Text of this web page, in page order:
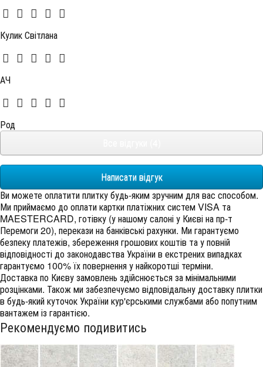
Кулик Світлана
АЧ
Род
Написати відгук
Ви можете оплатити плитку будь-яким зручним для вас способом.
Ми приймаємо до оплати картки платіжних систем VISA та
MAESTERCARD, готівку (у нашому салоні у Києві на пр-т
Перемоги 20), перекази на банківські рахунки. Ми гарантуємо
безпеку платежів, збереження грошових коштів та у повній
відповідності до законодавства України в екстрених випадках
гарантуємо 100% їх повернення у найкоротші терміни.
Доставка по Києву замовлень здійснюється за мінімальними
розцінками. Також ми забезпечуємо відповідальну доставку плитки
в будь-який куточок України кур'єрськими службами або попутним
вантажем із гарантією.
Рекомендуємо подивитись